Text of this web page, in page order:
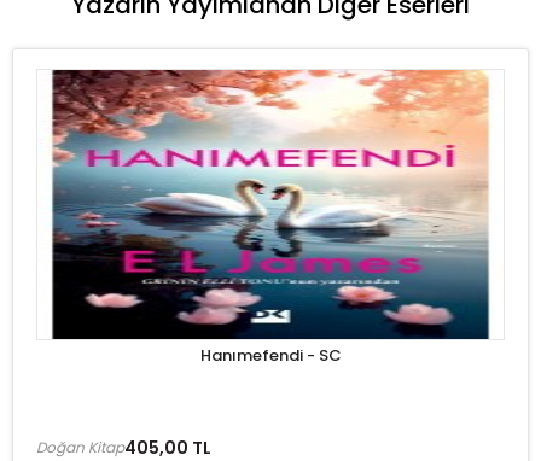
Hanımefendi - SC
405,00 TL
Doğan Kitap